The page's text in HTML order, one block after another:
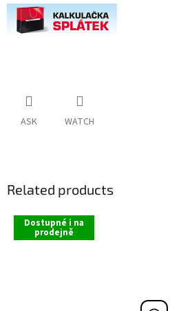
ASK WATCH
Related products
Dostupné i na
prodejně